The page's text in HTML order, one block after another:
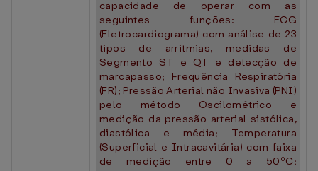
capacidade de operar com as
seguintes funções: ECG
(Eletrocardiograma) com análise de 23
tipos de arritmias, medidas de
Segmento ST e QT e detecção de
marcapasso; Frequência Respiratória
(FR); Pressão Arterial não Invasiva (PNI)
pelo método Oscilométrico e
medição da pressão arterial sistólica,
diastólica e média; Temperatura
(Superficial e Intracavitária) com faixa
de medição entre 0 a 50ºC;